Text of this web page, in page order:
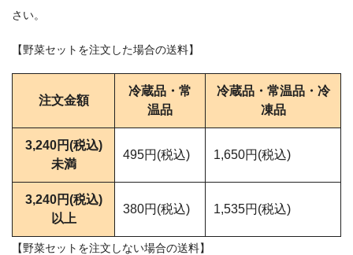
さい。
【野菜セットを注文した場合の送料】
注文金額
冷蔵品・常
温品
冷蔵品・常温品・冷
凍品
3,240円(税込)
未満
495円(税込) 1,650円(税込)
3,240円(税込)
以上
380円(税込) 1,535円(税込)
【野菜セットを注文しない場合の送料】